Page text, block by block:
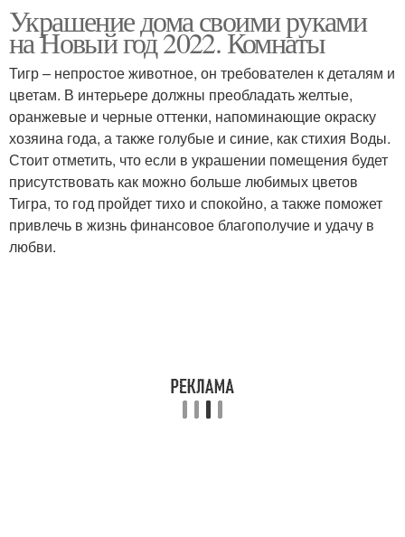
Украшение дома своими руками
на Новый год 2022. Комнаты
Тигр – непростое животное, он требователен к деталям и
цветам. В интерьере должны преобладать желтые,
оранжевые и черные оттенки, напоминающие окраску
хозяина года, а также голубые и синие, как стихия Воды.
Стоит отметить, что если в украшении помещения будет
присутствовать как можно больше любимых цветов
Тигра, то год пройдет тихо и спокойно, а также поможет
привлечь в жизнь финансовое благополучие и удачу в
любви.